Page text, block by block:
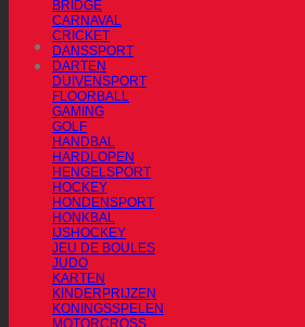
BRIDGE
CARNAVAL
CRICKET
DANSSPORT
DARTEN
DUIVENSPORT
FLOORBALL
GAMING
GOLF
HANDBAL
HARDLOPEN
HENGELSPORT
HOCKEY
HONDENSPORT
HONKBAL
IJSHOCKEY
JEU DE BOULES
JUDO
KARTEN
KINDERPRIJZEN
KONINGSSPELEN
MOTORCROSS